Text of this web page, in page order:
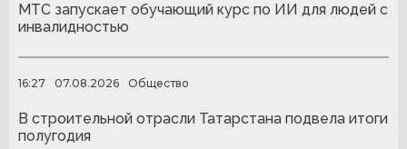
МТС запускает обучающий курс по ИИ для людей с
инвалидностью
16:27 07.08.2026 Общество
В строительной отрасли Татарстана подвела итоги
полугодия